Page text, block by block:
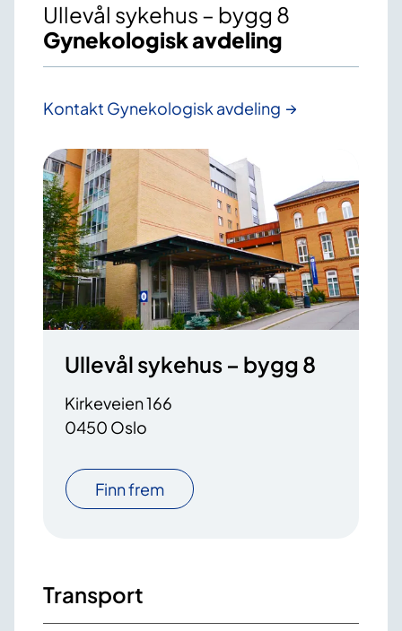
Ullevål sykehus – bygg 8
Gynekologisk avdeling
Kontakt Gynekologisk avdeling
Ullevål sykehus – bygg 8
Kirkeveien 166
0450 Oslo
Finn frem
Transport